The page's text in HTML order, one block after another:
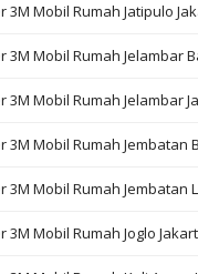
3M Mobil Rumah Jatipulo
3M Mobil Rumah Jelambar
3M Mobil Rumah Jelambar
3M Mobil Rumah Jembatan
3M Mobil Rumah Jembatan
3M Mobil Rumah Joglo